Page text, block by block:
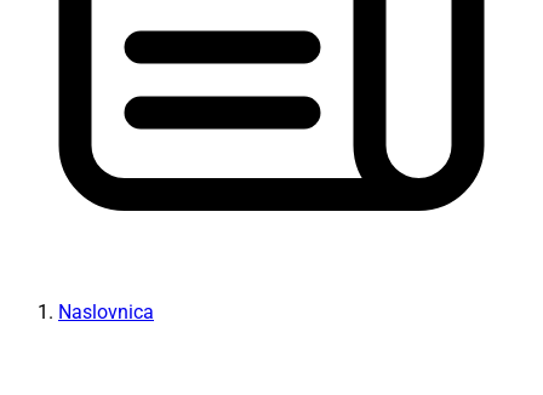
Naslovnica